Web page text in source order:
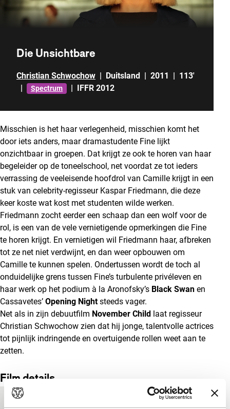
Die Unsichtbare
Christian Schwochow | Duitsland | 2011 | 113'
|
Spectrum | IFFR 2012
Misschien is het haar verlegenheid, misschien komt het
door iets anders, maar dramastudente Fine lijkt
onzichtbaar in groepen. Dat krijgt ze ook te horen van haar
begeleider op de toneelschool, net voordat ze tot ieders
verrassing de veeleisende hoofdrol van Camille krijgt in een
stuk van celebrity-regisseur Kaspar Friedmann, die deze
keer koste wat kost met studenten wilde werken.
Friedmann zocht eerder een schaap dan een wolf voor de
rol, is een van de vele vernietigende opmerkingen die Fine
te horen krijgt. En vernietigen wil Friedmann haar, afbreken
tot ze net niet verdwijnt, en dan weer opbouwen om
Camille te kunnen spelen. Ondertussen wordt de toch al
onduidelijke grens tussen Fine’s turbulente privéleven en
haar werk op het podium à la Aronofsky’s Black Swan en
Cassavetes’ Opening Nightsteeds vager.
Net als in zijn debuutfilm November Child laat regisseur
Christian Schwochow zien dat hij jonge, talentvolle actrices
tot pijnlijk indringende en overtuigende rollen weet aan te
zetten.
Film details